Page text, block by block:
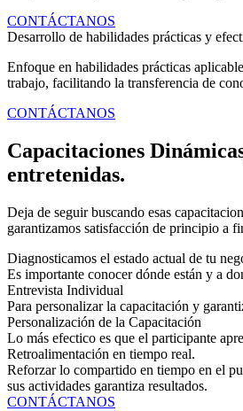
CONTÁCTANOS
Desarrollo de habilidades prácticas y
Enfoque en habilidades prácticas
trabajo, facilitando la transferencia de
CONTÁCTANOS
Capacitaciones
entretenidas.
Deja de seguir buscando esas
garantizamos satisfacción de principio a
Diagnosticamos el estado actual de tu
Es importante conocer dónde están y a
Entrevista Individual
Para personalizar la capacitación y
Personalización de la Capacitación
Lo más efectico es que el participante
Retroalimentación en tiempo real.
Reforzar lo compartido en tiempo en el
sus actividades garantiza resultados.
CONTÁCTANOS